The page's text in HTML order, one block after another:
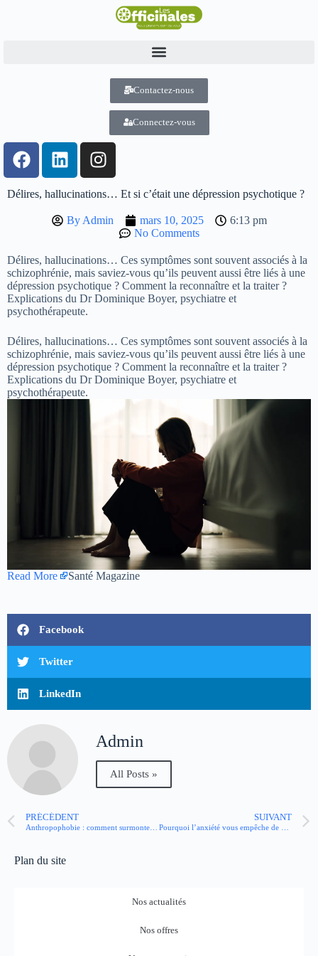
Contactez-nous
Connectez-vous
Délires, hallucinations… Et si c’était une dépression psychotique ?
ByAdmin mars 10, 2025
6:13 pm
No Comments
Délires, hallucinations… Ces symptômes sont souvent associés à la
schizophrénie, mais saviez-vous qu’ils peuvent aussi être liés à une
dépression psychotique ? Comment la reconnaître et la traiter ?
Explications du Dr Dominique Boyer, psychiatre et
psychothérapeute.
Délires, hallucinations… Ces symptômes sont souvent associés à la
schizophrénie, mais saviez-vous qu’ils peuvent aussi être liés à une
dépression psychotique ? Comment la reconnaître et la traiter ?
Explications du Dr Dominique Boyer, psychiatre et
psychothérapeute.
Read More Santé Magazine
Facebook
Twitter
LinkedIn
Admin
All Posts »
PRÉCÉDENT SUIVANT
Plan du site
Nos actualités
Nos offres